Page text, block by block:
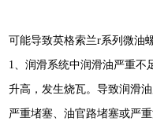
可能导致英格索兰r系列微油
1、润滑系统中润滑油严重不
升高，发生烧瓦。导致润滑
严重堵塞、油官路堵塞或严